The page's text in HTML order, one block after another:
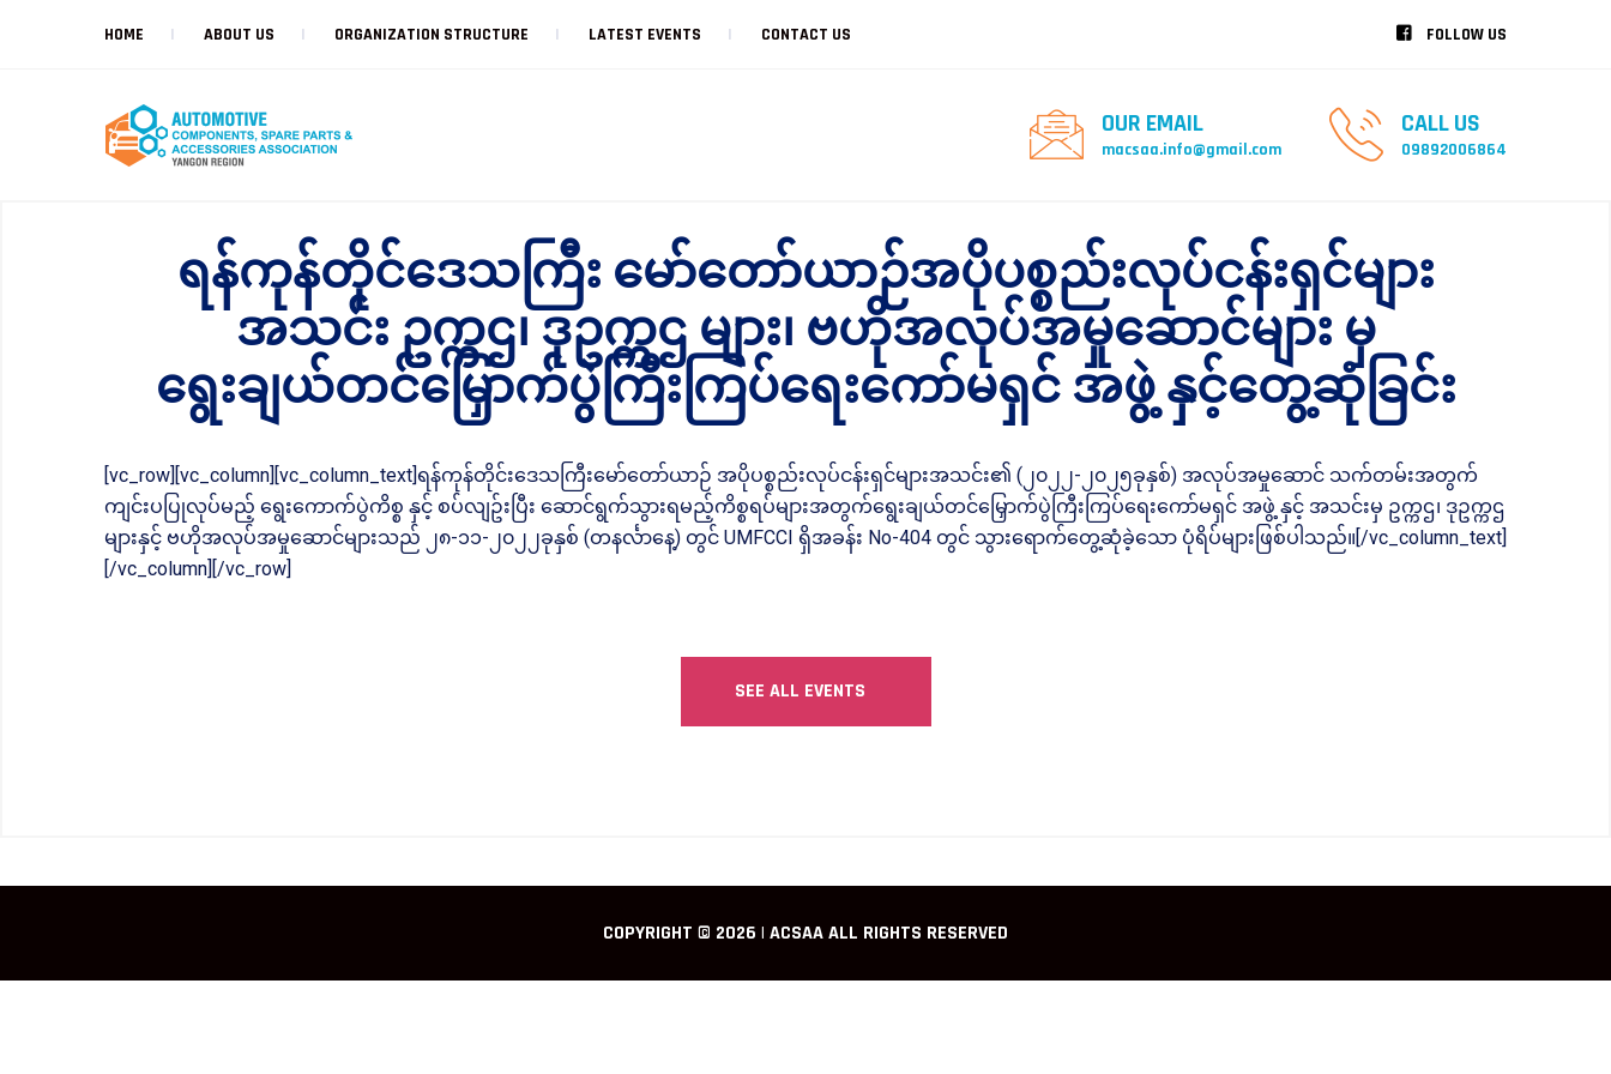
HOME ABOUT US ORGANIZATION STRUCTURE LATEST EVENTS CONTACT US FOLLOW US
OUR EMAIL
macsaa.info@gmail.com
CALL US
09892006864
ရန်ကုန်တိုင်ဒေသကြီး မော်တော်ယာဉ်အပိုပစ္စည်းလုပ်ငန်းရှင်များ
အသင်း ဥက္ကဌ၊ ဒုဥက္ကဌ များ၊ ဗဟိုအလုပ်အမှုဆောင်များ မှ
ရွေးချယ်တင်မြှောက်ပွဲကြီးကြပ်ရေးကော်မရှင် အဖွဲ့ နှင့်တွေ့ဆုံခြင်း
[vc_row][vc_column][vc_column_text]ရန်ကုန်တိုင်းဒေသကြီးမော်တော်ယာဉ် အပိုပစ္စည်းလုပ်ငန်းရှင်များအသင်း၏ (၂၀၂၂-၂၀၂၅ခုနှစ်) အလုပ်အမှုဆောင် သက်တမ်းအတွက်
ကျင်းပပြုလုပ်မည့် ရွေးကောက်ပွဲကိစ္စ နှင့် စပ်လျဥ်းပြီး ဆောင်ရွက်သွားရမည့်ကိစ္စရပ်များအတွက်ရွေးချယ်တင်မြှောက်ပွဲကြီးကြပ်ရေးကော်မရှင် အဖွဲ့ နှင့် အသင်းမှ ဥက္ကဌ၊ ဒုဥက္ကဌ
များနှင့် ဗဟိုအလုပ်အမှုဆောင်များသည် ၂၈-၁၁-၂၀၂၂ခုနှစ် (တနင်္လာနေ့) တွင် UMFCCI ရှိအခန်း No-404 တွင် သွားရောက်တွေ့ဆုံခဲ့သော ပုံရိပ်များဖြစ်ပါသည်။[/vc_column_text]
[/vc_column][/vc_row]
SEE ALL EVENTS
COPYRIGHT © 2026 | ACSAA ALL RIGHTS RESERVED